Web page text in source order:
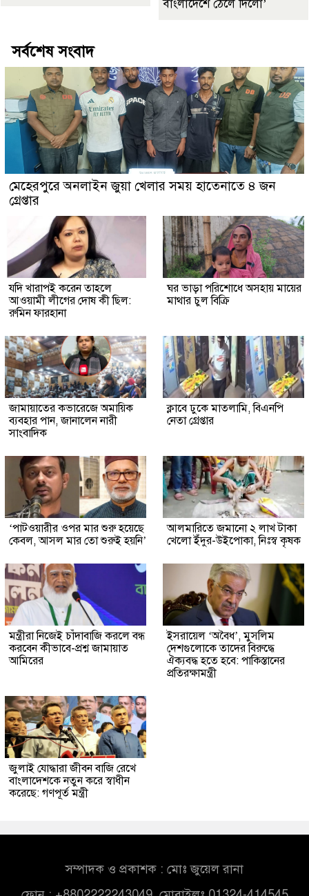
বাংলাদেশে ঠেলে দিলো’
সর্বশেষ সংবাদ
মেহেরপুরে অনলাইন জুয়া খেলার সময় হাতেনাতে ৪ জন
গ্রেপ্তার
যদি খারাপই করেন তাহলে
আওয়ামী লীগের দোষ কী ছিল:
রুমিন ফারহানা
ঘর ভাড়া পরিশোধে অসহায় মায়ের
মাথার চুল বিক্রি
জামায়াতের কভারেজে অমায়িক
ব্যবহার পান, জানালেন নারী
সাংবাদিক
ক্লাবে ঢুকে মাতলামি, বিএনপি
নেতা গ্রেপ্তার
‘পাটওয়ারীর ওপর মার শুরু হয়েছে
কেবল, আসল মার তো শুরুই হয়নি’
আলমারিতে জমানো ২ লাখ টাকা
খেলো ইঁদুর-উইপোকা, নিঃস্ব কৃষক
মন্ত্রীরা নিজেই চাঁদাবাজি করলে বন্ধ
করবেন কীভাবে-প্রশ্ন জামায়াত
আমিরের
ইসরায়েল ‘অবৈধ’, মুসলিম
দেশগুলোকে তাদের বিরুদ্ধে
ঐক্যবদ্ধ হতে হবে: পাকিস্তানের
প্রতিরক্ষামন্ত্রী
জুলাই যোদ্ধারা জীবন বাজি রেখে
বাংলাদেশকে নতুন করে স্বাধীন
করেছে: গণপূর্ত মন্ত্রী
সম্পাদক ও প্রকাশক : মোঃ জুয়েল রানা